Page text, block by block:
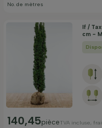
No. de mètres
If /
cm -
140,45pièceTVA incluse,